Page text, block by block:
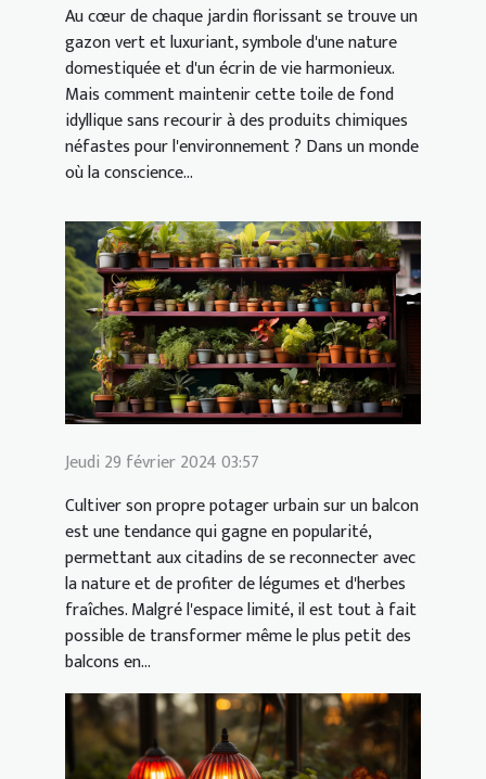
Au cœur de chaque jardin florissant se trouve un
gazon vert et luxuriant, symbole d'une nature
domestiquée et d'un écrin de vie harmonieux.
Mais comment maintenir cette toile de fond
idyllique sans recourir à des produits chimiques
néfastes pour l'environnement ? Dans un monde
où la conscience...
Jeudi 29 février 2024 03:57
Cultiver son propre potager urbain sur un balcon
est une tendance qui gagne en popularité,
permettant aux citadins de se reconnecter avec
la nature et de profiter de légumes et d'herbes
fraîches. Malgré l'espace limité, il est tout à fait
possible de transformer même le plus petit des
balcons en...